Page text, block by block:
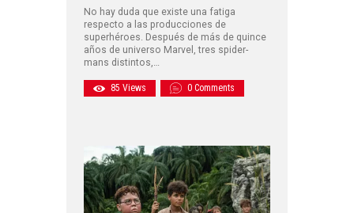
No hay duda que existe una fatiga
respecto a las producciones de
superhéroes. Después de más de quince
años de universo Marvel, tres spider-
mans distintos,…
85 Views 0 Comments